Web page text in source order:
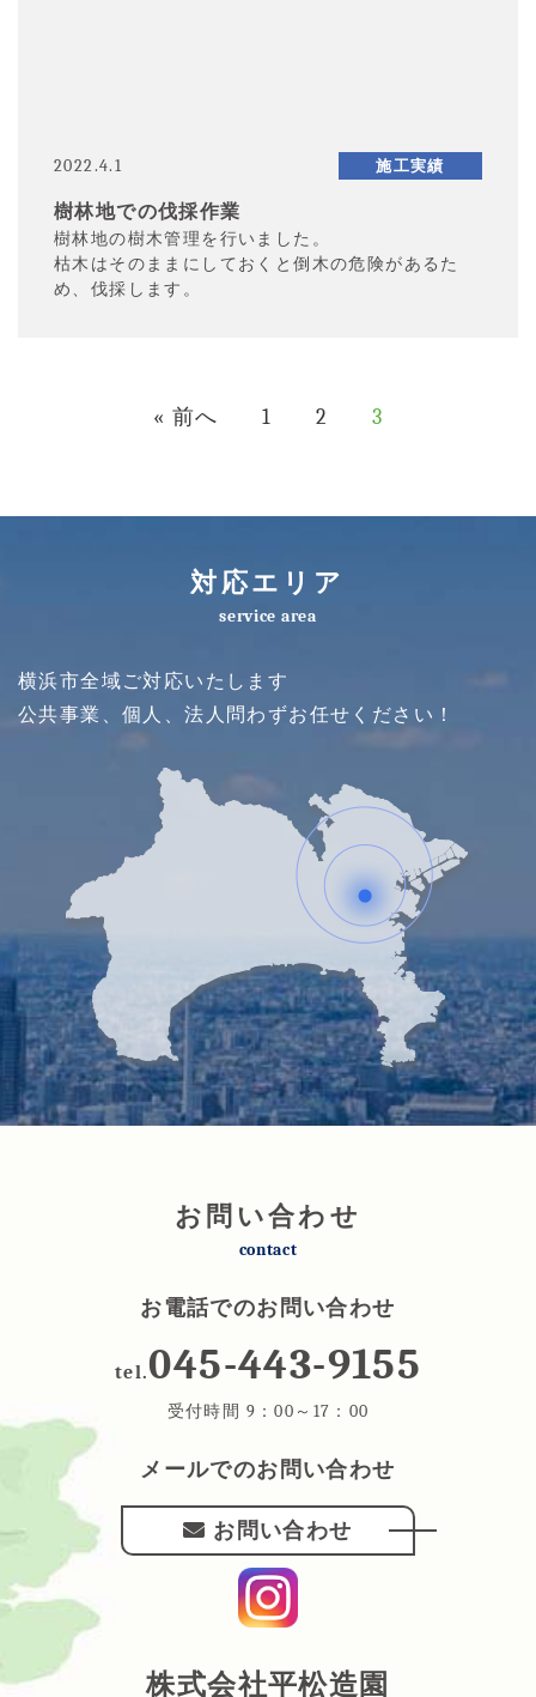
2022.4.1 施工実績
樹林地での伐採作業
樹林地の樹木管理を行いました。
枯木はそのままにしておくと倒木の危険があるた
め、伐採します。
« 前へ 1 2 3
対応エリア
service area
横浜市全域ご対応いたします
公共事業、個人、法人問わずお任せください！
お問い合わせ
contact
お電話でのお問い合わせ
tel.045-443-9155
受付時間 9：00～17：00
メールでのお問い合わせ
お問い合わせ
株式会社平松造園